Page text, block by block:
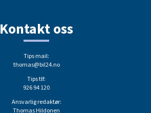
Kontakt oss
Tips mail:
thomas@bil24.no
Tips tlf:
926 94 120
Ansvarlig redaktør:
Thomas Hildonen